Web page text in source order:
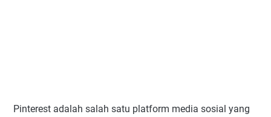
Pinterest adalah salah satu platform media sosial yang